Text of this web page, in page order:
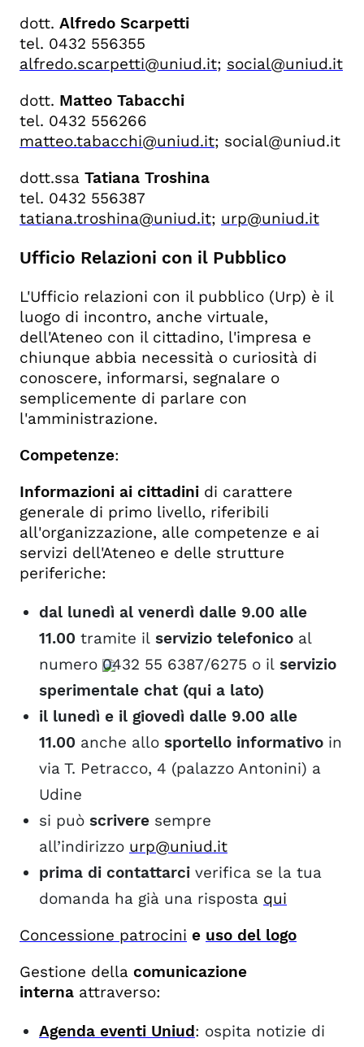
dott. Alfredo Scarpetti
tel. 0432 556355
alfredo.scarpetti@uniud.it; social@uniud.it
dott. Matteo Tabacchi
tel. 0432 556266
matteo.tabacchi@uniud.it; social@uniud.it
dott.ssa Tatiana Troshina
tel. 0432 556387
tatiana.troshina@uniud.it; urp@uniud.it
Ufficio Relazioni con il Pubblico
L'Ufficio relazioni con il pubblico (Urp) è il
luogo di incontro, anche virtuale,
dell'Ateneo con il cittadino, l'impresa e
chiunque abbia necessità o curiosità di
conoscere, informarsi, segnalare o
semplicemente di parlare con
l'amministrazione.
Competenze:
Informazioni ai cittadini di carattere
generale di primo livello, riferibili
all'organizzazione, alle competenze e ai
servizi dell'Ateneo e delle strutture
periferiche:
dal lunedì al venerdì dalle 9.00 alle
11.00 tramite il servizio telefonico al
numero 0432 55 6387/6275 o il servizio
sperimentale chat (qui a lato)
il lunedì e il giovedì dalle 9.00 alle
11.00 anche allo sportello informativo in
via T. Petracco, 4 (palazzo Antonini) a
Udine
si può scrivere sempre
all’indirizzo urp@uniud.it
prima di contattarci verifica se la tua
domanda ha già una risposta qui
Concessione patrocini e uso del logo
Gestione della comunicazione
interna attraverso:
Agenda eventi Uniud: ospita notizie di